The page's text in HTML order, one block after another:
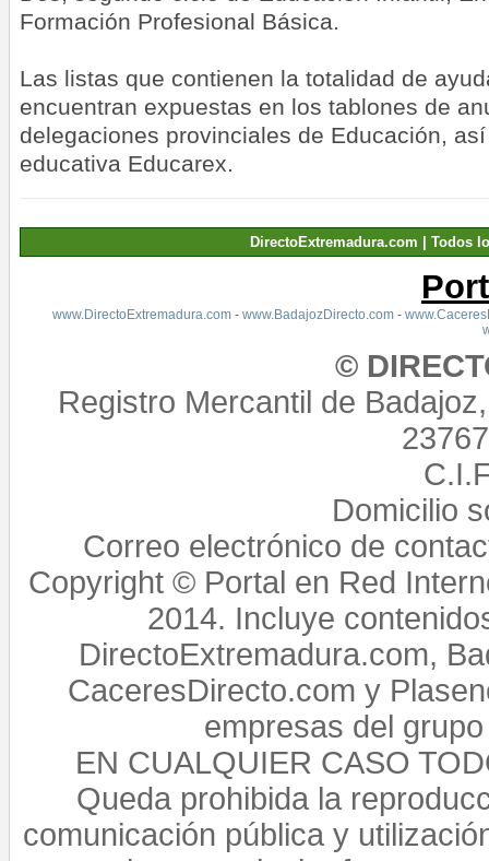
Formación Profesional Básica.
Las listas que contienen la totalidad de
encuentran expuestas en los tablones de
delegaciones provinciales de Educación,
educativa Educarex.
DirectoExtremadura.com | Todos
www.DirectoExtremadura.com- www.BadajozDirecto.com-
©
Registro Mercantil de
Domicilio
Correo electrónico de
Copyright © Portal en Red
2014. Incluye
DirectoExtremadura.com,
CaceresDirecto.com y
empresas del
EN CUALQUIER CASO
Queda prohibida la
comunicación pública y